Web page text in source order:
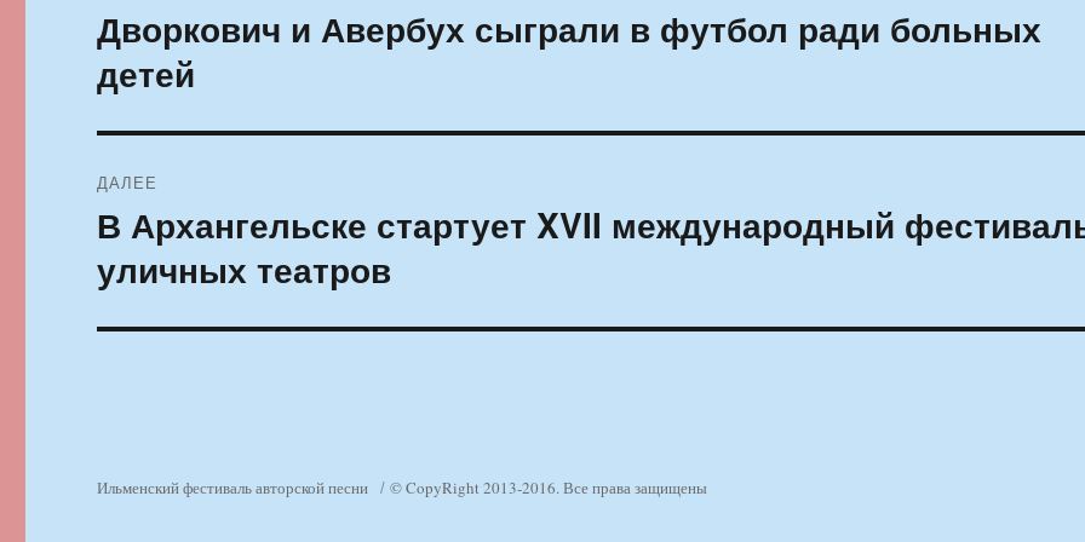
по
записям
Предыдущая
запись:
Дворкович и Авербух сыграли в футбол ради больных
детей
ДАЛЕЕ
Следующая
запись:
В Архангельске стартует XVII международный
уличных театров
Ильменский фестиваль авторской песни © CopyRight 2013-2016. Все права защищены